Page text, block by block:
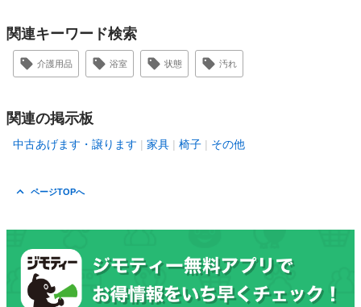
関連キーワード検索
介護用品 浴室 状態 汚れ
関連の掲示板
中古あげます・譲ります 家具 椅子 その他
ページTOPへ